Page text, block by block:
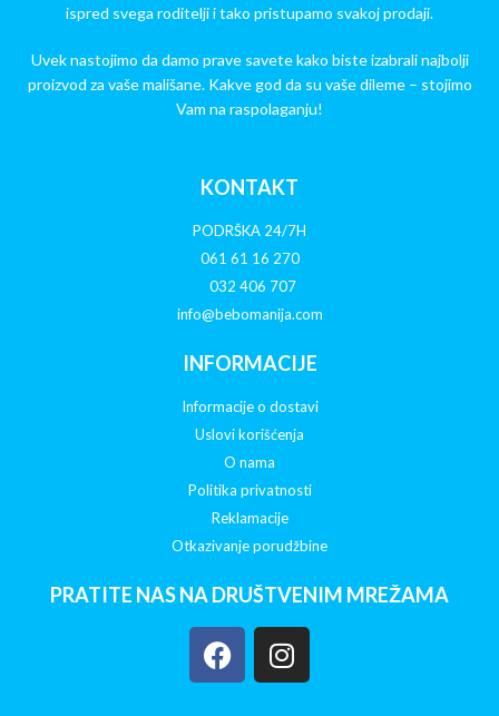
ispred svega roditelji i tako pristupamo svakoj prodaji.
Uvek nastojimo da damo prave savete kako biste izabrali najbolji
proizvod za vaše mališane. Kakve god da su vaše dileme – stojimo
Vam na raspolaganju!
KONTAKT
PODRŠKA 24/7H
061 61 16 270
032 406 707
info@bebomanija.com
INFORMACIJE
Informacije o dostavi
Uslovi korišćenja
O nama
Politika privatnosti
Reklamacije
Otkazivanje porudžbine
PRATITE NAS NA DRUŠTVENIM MREŽAMA